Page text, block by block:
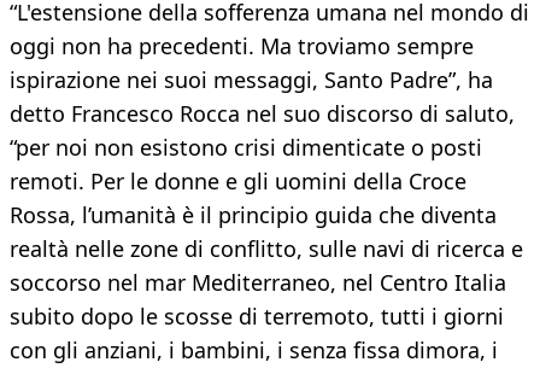
“L'estensione della sofferenza umana nel mondo di
oggi non ha precedenti. Ma troviamo sempre
ispirazione nei suoi messaggi, Santo Padre”, ha
detto Francesco Rocca nel suo discorso di saluto,
“per noi non esistono crisi dimenticate o posti
remoti. Per le donne e gli uomini della Croce
Rossa, l’umanità è il principio guida che diventa
realtà nelle zone di conflitto, sulle navi di ricerca e
soccorso nel mar Mediterraneo, nel Centro Italia
subito dopo le scosse di terremoto, tutti i giorni
con gli anziani, i bambini, i senza fissa dimora, i